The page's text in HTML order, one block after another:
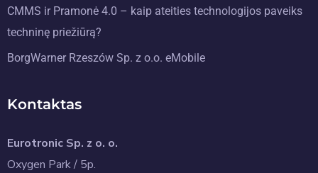
CMMS ir Pramonė 4.0 – kaip ateities technologijos paveiks
techninę priežiūrą?
BorgWarner Rzeszów Sp. z o.o. eMobile
Kontaktas
Eurotronic Sp. z o. o.
Oxygen Park / 5p.